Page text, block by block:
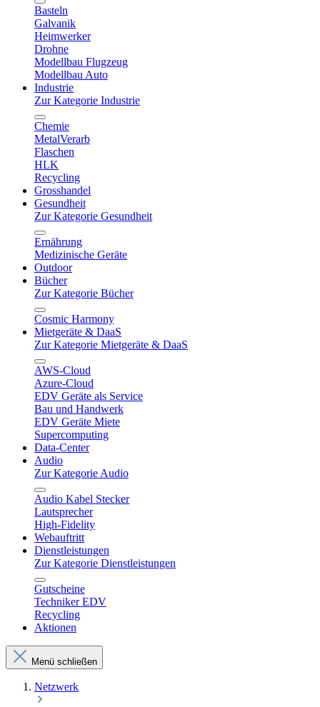
Basteln
Galvanik
Heimwerker
Drohne
Modellbau Flugzeug
Modellbau Auto
Industrie
Zur Kategorie Industrie
Chemie
MetalVerarb
Flaschen
HLK
Recycling
Grosshandel
Gesundheit
Zur Kategorie Gesundheit
Ernährung
Medizinische Geräte
Outdoor
Bücher
Zur Kategorie Bücher
Cosmic Harmony
Mietgeräte & DaaS
Zur Kategorie Mietgeräte & DaaS
AWS-Cloud
Azure-Cloud
EDV Geräte als Service
Bau und Handwerk
EDV Geräte Miete
Supercomputing
Data-Center
Audio
Zur Kategorie Audio
Audio Kabel Stecker
Lautsprecher
High-Fidelity
Webauftritt
Dienstleistungen
Zur Kategorie Dienstleistungen
Gutscheine
Techniker EDV
Recycling
Aktionen
Menü schließen
Netzwerk